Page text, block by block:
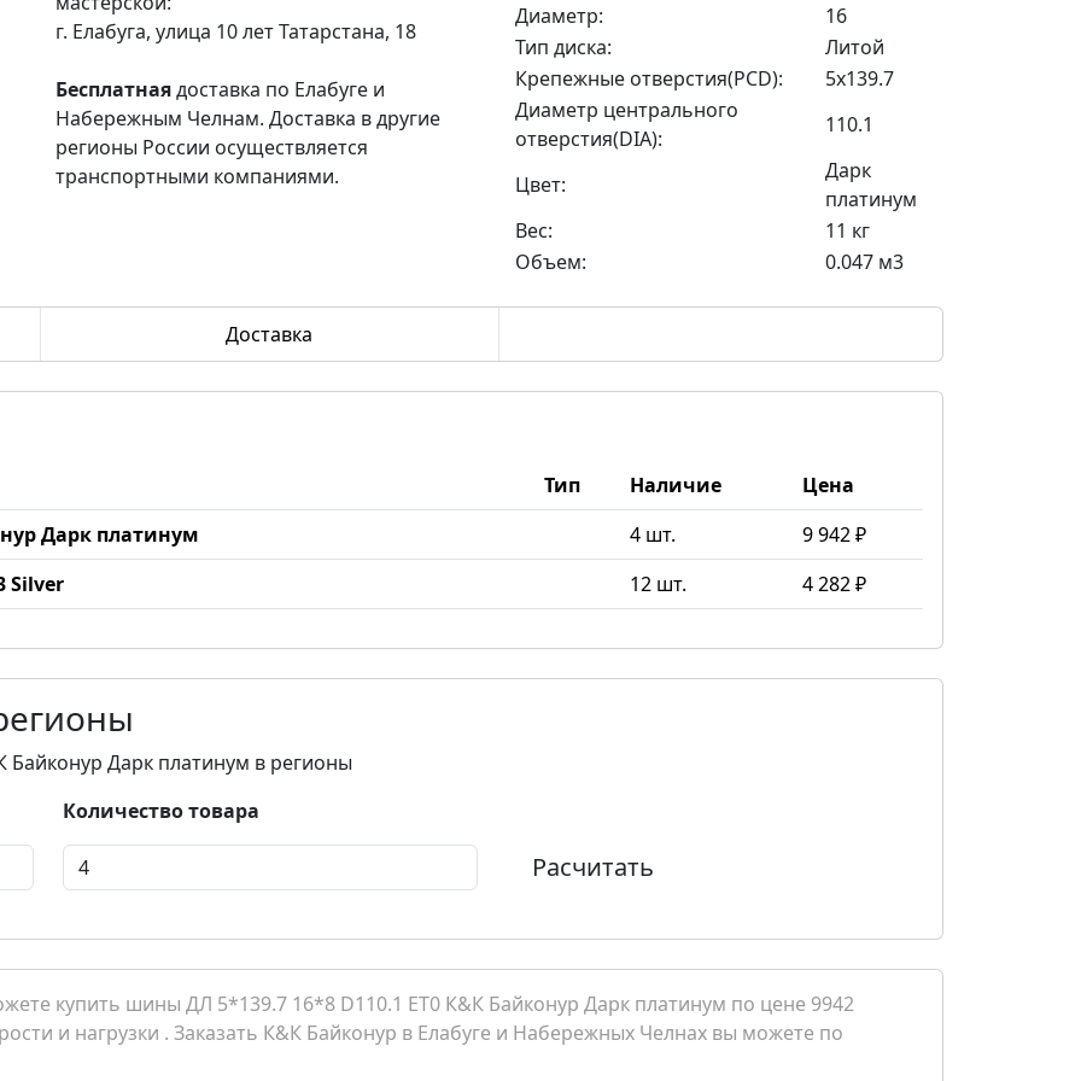
г. Елабуга, улица 10 лет Татарстана, 18
Бесплатнаядоставка по Елабуге и
Набережным Челнам. Доставка в другие
регионы России осуществляется
транспортными компаниями.
Диаметр:
16
Тип диска:
Литой
Крепежные отверстия(PCD):
5x139.7
Диаметр центрального
отверстия(DIA):
110.1
Цвет:
Дарк
платинум
Вес:
11 кг
Объем:
0.047 м3
Доставка
Тип Наличие
Цена
Дарк платинум
4 шт.
9 942 ₽
Silver
12 шт. 4 282 ₽
Байконур Дарк платинум в регионы
Количество товара
Расчитать
купить шины ДЛ 5*139.7 16*8 D110.1 ET0 К&К Байконур Дарк платинум по цене 9942
и нагрузки . Заказать К&К Байконур в Елабуге и Набережных Челнах вы можете по